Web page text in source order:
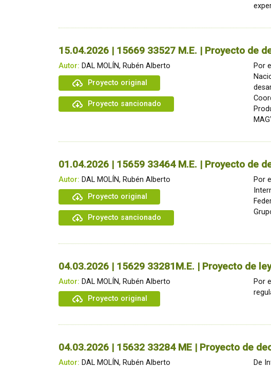
15.04.2026 | 15669 33527 M.E. | Proyecto de
Autor: DAL MOLÍN, Rubén Alberto
Proyecto original
Proyecto sancionado
Por
01.04.2026 | 15659 33464 M.E. | Proyecto de
Autor: DAL MOLÍN, Rubén Alberto
Proyecto original
Proyecto sancionado
Por
04.03.2026 | 15629 33281M.E. | Proyecto de ley
Autor: DAL MOLÍN, Rubén Alberto
Proyecto original
Por
04.03.2026 | 15632 33284 ME | Proyecto de
Autor: DAL MOLÍN, Rubén Alberto
De